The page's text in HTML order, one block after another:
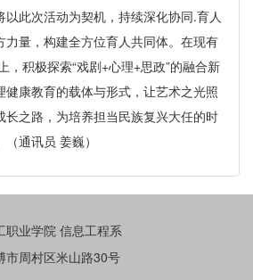
以此次活动为契机，持续深化协同.育人
力量，构建全方位育人共同体。在现有
，积极探索“戏剧+心理+思政”的融合新
健康教育的载体与形式，让艺术之光照
长之路，为培养担当民族复兴大任的时
通讯员 姜巍）
职业学院 信息工程系
市周村区米山路30号